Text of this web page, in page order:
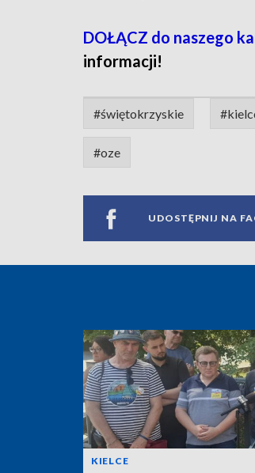
DOŁĄCZ do naszego
informacji!
#świętokrzyskie
#oze
UDOSTĘPNIJ NA
KIELCE